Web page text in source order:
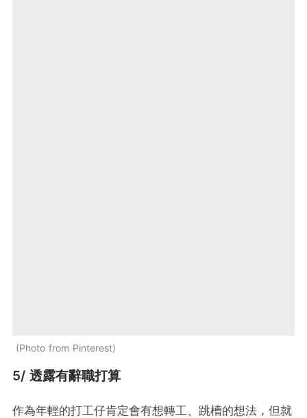
Photo from Pinterest
5/ 透露有辭職打算
作為年輕的打工仔肯定會有想轉工、跳槽的想法，但就